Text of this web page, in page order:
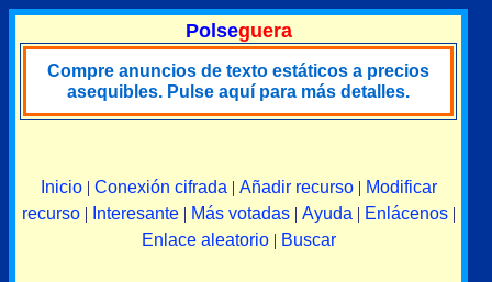
Polseguera
Compre anuncios de texto estáticos a precios
asequibles. Pulse aquí para más detalles.
Inicio| Conexión cifrada | Añadir recurso| Modificar
recurso| Interesante| Más votadas| Ayuda | Enlácenos|
Enlace aleatorio| Buscar